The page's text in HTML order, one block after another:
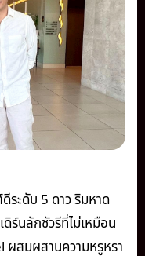
ระดับ 5 ดาว ริมหาด
ดิร์นลักชัวรีที่ไม่เหมือน
ผสมผสานความหรูหรา